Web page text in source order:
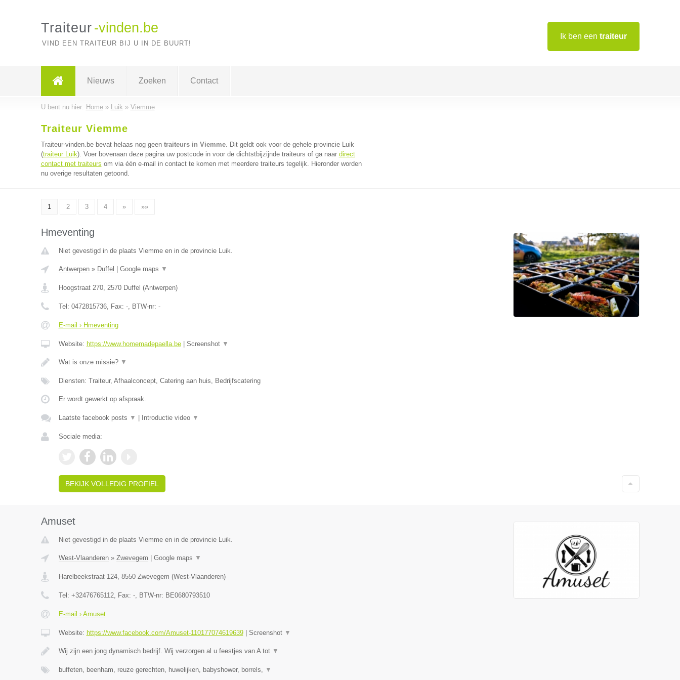
Ik ben een traiteur
Traiteur -vinden.be
VIND EEN TRAITEUR BIJ U IN DE BUURT!
Nieuws Zoeken Contact
U bent nu hier: Home» Luik » Viemme
Traiteur Viemme
Traiteur-vinden.be bevat helaas nog geen traiteurs in Viemme. Dit geldt ook voor de gehele provincie Luik
(traiteur Luik). Voer bovenaan deze pagina uw postcode in voor de dichtstbijzijnde traiteurs of ga naar direct
contact met traiteurs om via één e-mail in contact te komen met meerdere traiteurs tegelijk. Hieronder worden
nu overige resultaten getoond.
1 2 3 4 » »»
Hmeventing
Niet gevestigd in de plaats Viemme en in de provincie Luik.
Antwerpen» Duffel Google maps ▼
Hoogstraat 270, 2570 Duffel (Antwerpen)
Tel: 0472815736, Fax: -, BTW-nr: -
E-mail › Hmeventing
Website: https://www.homemadepaella.be| Screenshot ▼
Wat is onze missie? ▼
Diensten: Traiteur, Afhaalconcept, Catering aan huis, Bedrijfscatering
Er wordt gewerkt op afspraak.
Laatste facebook posts ▼ Introductie video ▼
Sociale media:
BEKIJK VOLLEDIG PROFIEL
Amuset
Niet gevestigd in de plaats Viemme en in de provincie Luik.
West-Vlaanderen» Zwevegem Google maps ▼
Harelbeekstraat 124, 8550 Zwevegem (West-Vlaanderen)
Tel: +32476765112, Fax: -, BTW-nr: BE0680793510
E-mail › Amuset
Website: https://www.facebook.com/Amuset-110177074619639| Screenshot ▼
Wij zijn een jong dynamisch bedrijf. Wij verzorgen al u feestjes van A tot ▼
buffeten, beenham, reuze gerechten, huwelijken, babyshower, borrels, ▼